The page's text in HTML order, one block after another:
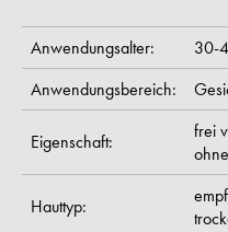
Anwendungsalter: 30-
Anwendungsbereich:
Eigenschaft: frei
Hauttyp: